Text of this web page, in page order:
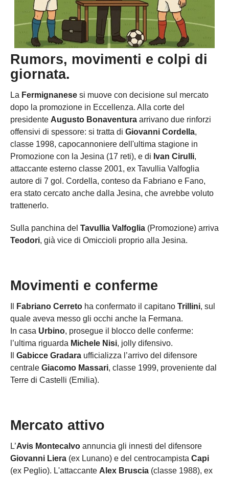
Rumors, movimenti e colpi di
giornata.
La Fermignanese si muove con decisione sul mercato
dopo la promozione in Eccellenza. Alla corte del
presidente Augusto Bonaventura arrivano due rinforzi
offensivi di spessore: si tratta di Giovanni Cordella,
classe 1998, capocannoniere dell'ultima stagione in
Promozione con la Jesina (17 reti), e di Ivan Cirulli,
attaccante esterno classe 2001, ex Tavullia Valfoglia
autore di 7 gol. Cordella, conteso da Fabriano e Fano,
era stato cercato anche dalla Jesina, che avrebbe voluto
trattenerlo.
Sulla panchina del Tavullia Valfoglia (Promozione) arriva
Teodori, già vice di Omiccioli proprio alla Jesina.
Movimenti e conferme
Fabriano Cerreto ha confermato il capitano Trillini, sul
quale aveva messo gli occhi anche la Fermana.
In casa Urbino, prosegue il blocco delle conferme:
l’ultima riguarda Michele Nisi, jolly difensivo.
Gabicce Gradara ufficializza l’arrivo del difensore
centrale Giacomo Massari, classe 1999, proveniente dal
Terre di Castelli (Emilia).
Mercato attivo
L’Avis Montecalvo annuncia gli innesti del difensore
Giovanni Liera (ex Lunano) e del centrocampista Capi
(ex Peglio). L'attaccante Alex Bruscia (classe 1988), ex